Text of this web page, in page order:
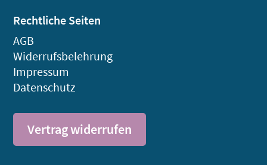
Rechtliche Seiten
AGB
Widerrufsbelehrung
Impressum
Datenschutz
Vertrag widerrufen